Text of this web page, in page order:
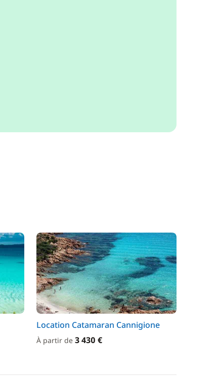
Location Catamaran Cannigione
À partir de 3 430 €